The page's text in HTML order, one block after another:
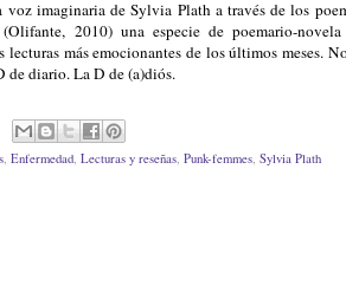
imaginaria de Sylvia Plath a través de los
(Olifante, 2010) una especie de poemario-
más emocionantes de los últimos meses.
de diario. La D de (a)diós.
, Enfermedad, Lecturas y reseñas, Punk-femmes, Sylvia Plath